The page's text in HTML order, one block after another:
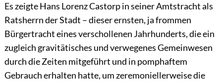
Es zeigte Hans Lorenz Castorp in seiner Amtstracht als
Ratsherrn der Stadt – dieser ernsten, ja frommen
Bürgertracht eines verschollenen Jahrhunderts, die ein
zugleich gravitätisches und verwegenes Gemeinwesen
durch die Zeiten mitgeführt und in pomphaftem
Gebrauch erhalten hatte, um zeremoniellerweise die